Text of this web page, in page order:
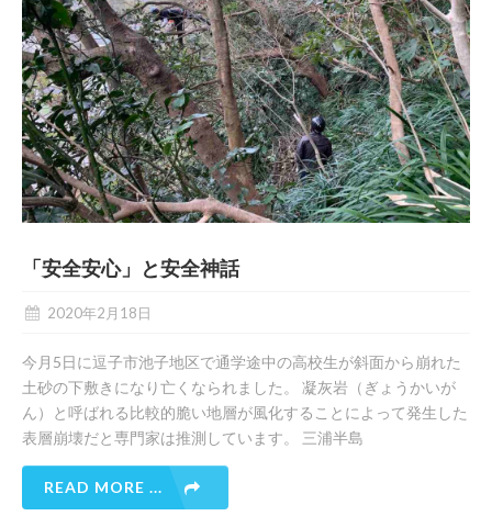
「安全安心」と安全神話
2020年2月18日
今月5日に逗子市池子地区で通学途中の高校生が斜面から崩れた
土砂の下敷きになり亡くなられました。 凝灰岩（ぎょうかいが
ん）と呼ばれる比較的脆い地層が風化することによって発生した
表層崩壊だと専門家は推測しています。 三浦半島
READ MORE ...